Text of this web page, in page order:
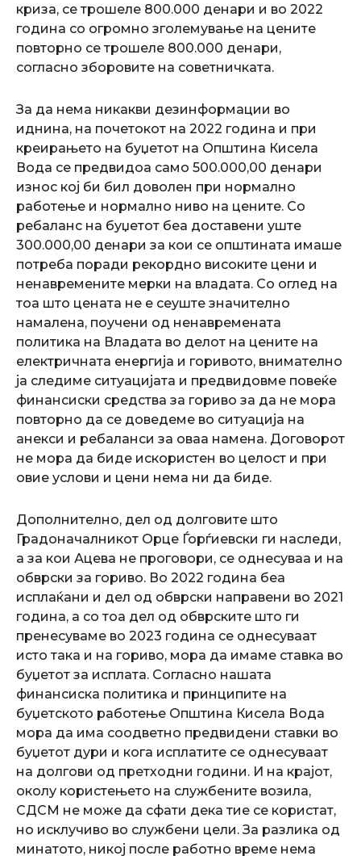
криза, се трошеле 800.000 денари и во 2022
година со огромно зголемување на цените
повторно се трошеле 800.000 денари,
согласно зборовите на советничката.
За да нема никакви дезинформации во
иднина, на почетокот на 2022 година и при
креирањето на буџетот на Општина Кисела
Вода се предвидоа само 500.000,00 денари
износ кој би бил доволен при нормално
работење и нормално ниво на цените. Со
ребаланс на буџетот беа доставени уште
300.000,00 денари за кои се општината имаше
потреба поради рекордно високите цени и
ненавремените мерки на владата. Со оглед на
тоа што цената не е сеуште значително
намалена, поучени од ненавремената
политика на Владата во делот на цените на
електричната енергија и горивото, внимателно
ја следиме ситуацијата и предвидовме повеќе
финансиски средства за гориво за да не мора
повторно да се доведеме во ситуација на
анекси и ребаланси за оваа намена. Договорот
не мора да биде искористен во целост и при
овие услови и цени нема ни да биде.
Дополнително, дел од долговите што
Градоначалникот Орце Ѓорѓиевски ги наследи,
а за кои Ацева не проговори, се однесуваа и на
обврски за гориво. Во 2022 година беа
исплаќани и дел од обврски направени во 2021
година, а со тоа дел од обврските што ги
пренесуваме во 2023 година се однесуваат
исто така и на гориво, мора да имаме ставка во
буџетот за исплата. Согласно нашата
финансиска политика и принципите на
буџетското работење Општина Кисела Вода
мора да има соодветно предвидени ставки во
буџетот дури и кога исплатите се однесуваат
на долгови од претходни години. И на крајот,
околу користењето на службените возила,
СДСМ не може да сфати дека тие се користат,
но исклучиво во службени цели. За разлика од
минатото, никој после работно време нема